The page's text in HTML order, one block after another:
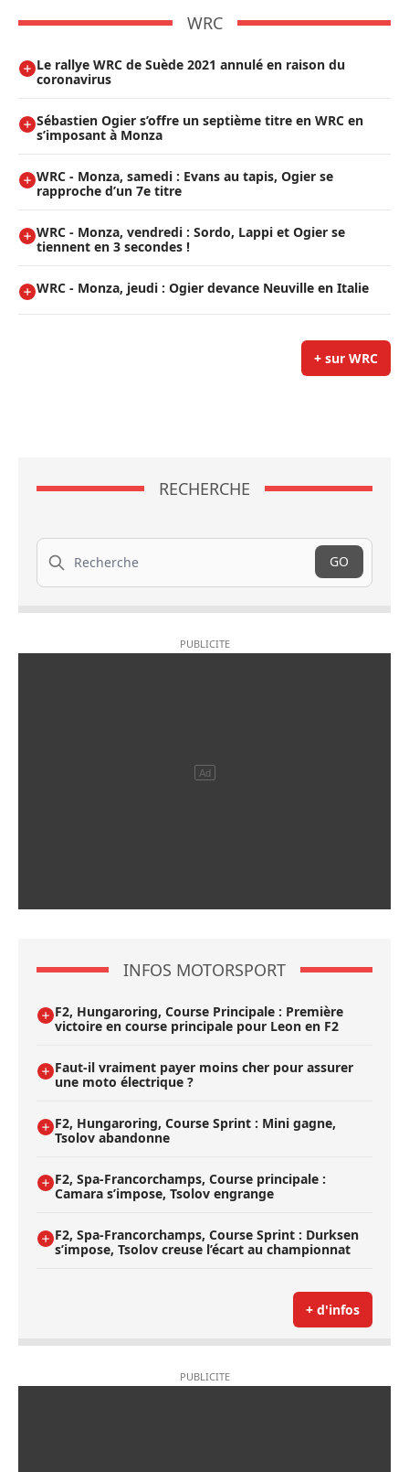
WRC
Le rallye WRC de Suède 2021 annulé en raison du
coronavirus
Sébastien Ogier s’offre un septième titre en WRC en
s’imposant à Monza
WRC - Monza, samedi : Evans au tapis, Ogier se
rapproche d’un 7e titre
WRC - Monza, vendredi : Sordo, Lappi et Ogier se
tiennent en 3 secondes !
WRC - Monza, jeudi : Ogier devance Neuville en Italie
+ sur WRC
RECHERCHE
Recherche
GO
INFOS MOTORSPORT
F2, Hungaroring, Course Principale : Première
victoire en course principale pour Leon en F2
Faut-il vraiment payer moins cher pour assurer
une moto électrique ?
F2, Hungaroring, Course Sprint : Mini gagne,
Tsolov abandonne
F2, Spa-Francorchamps, Course principale :
Camara s’impose, Tsolov engrange
F2, Spa-Francorchamps, Course Sprint : Durksen
s’impose, Tsolov creuse l’écart au championnat
+ d'infos